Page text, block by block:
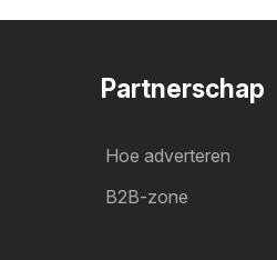
Partnerschap
Hoe adverteren
B2B-zone